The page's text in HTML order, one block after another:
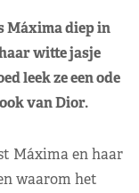
Máxima diep in
witte jasje
leek ze een ode
van Dior.
Máxima en haar
waarom het